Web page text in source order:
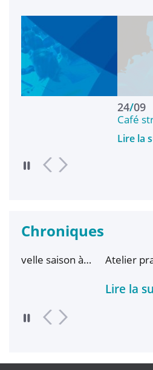
Café stratégique et
Chroniques
Atelier pratique musicale